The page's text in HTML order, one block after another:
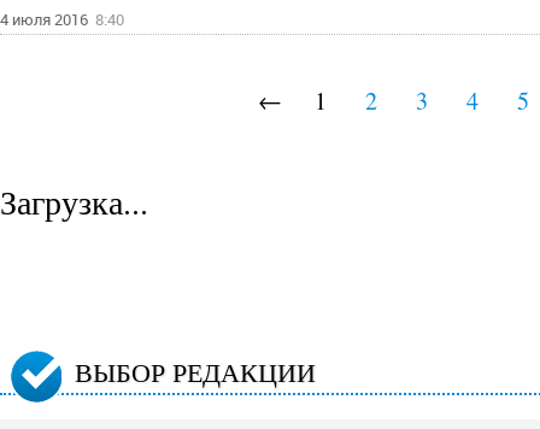
4 июля 2016 8:40
← 1 2 3 4 5
Загрузка...
ВЫБОР РЕДАКЦИИ